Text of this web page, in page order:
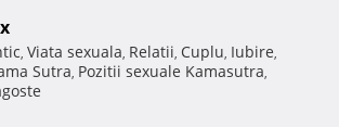
, Viata sexuala, Relatii, Cuplu, Iubire,
Sutra, Pozitii sexuale Kamasutra,